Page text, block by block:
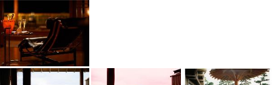
相模灘を一望できるおちついたお部屋。木の香ゆかしい檜のお風呂。ゆ
ったりとした時の流れと海鮮料理に舌づつみする豊かな時を味わってい
ただけます。